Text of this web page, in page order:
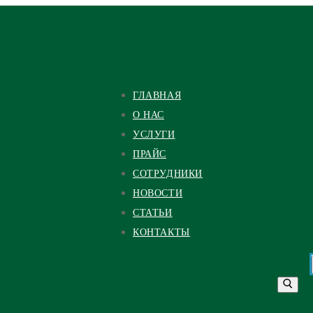
ГЛАВНАЯ
О НАС
УСЛУГИ
ПРАЙС
СОТРУДНИКИ
НОВОСТИ
СТАТЬИ
КОНТАКТЫ